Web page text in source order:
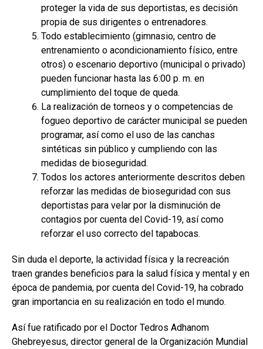
proteger la vida de sus deportistas, es decisión
propia de sus dirigentes o entrenadores.
Todo establecimiento (gimnasio, centro de
entrenamiento o acondicionamiento físico, entre
otros) o escenario deportivo (municipal o privado)
pueden funcionar hasta las 6:00 p. m. en
cumplimiento del toque de queda.
La realización de torneos y o competencias de
fogueo deportivo de carácter municipal se pueden
programar, así como el uso de las canchas
sintéticas sin público y cumpliendo con las
medidas de bioseguridad.
Todos los actores anteriormente descritos deben
reforzar las medidas de bioseguridad con sus
deportistas para velar por la disminución de
contagios por cuenta del Covid-19, así como
reforzar el uso correcto del tapabocas.
Sin duda el deporte, la actividad física y la recreación
traen grandes beneficios para la salud física y mental y en
época de pandemia, por cuenta del Covid-19, ha cobrado
gran importancia en su realización en todo el mundo.
Así fue ratificado por el Doctor Tedros Adhanom
Ghebreyesus, director general de la Organización Mundial